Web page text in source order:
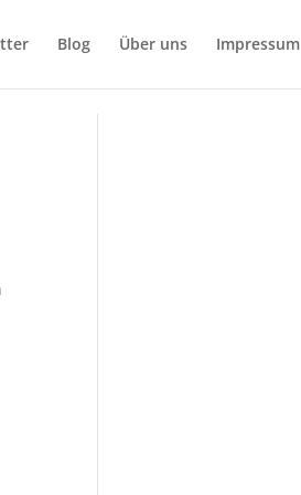
Blog Über uns Impressum